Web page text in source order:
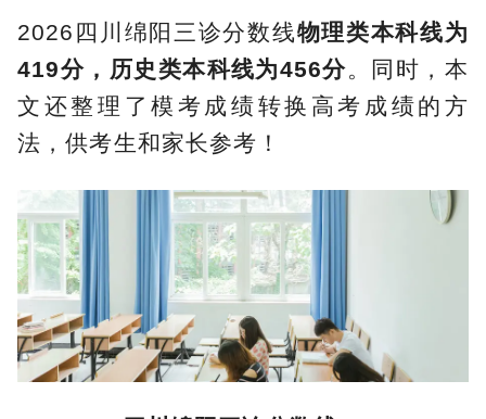
2026四川绵阳三诊分数线物理类本科线为
419分，历史类本科线为456分。同时，本
文还整理了模考成绩转换高考成绩的方
法，供考生和家长参考！